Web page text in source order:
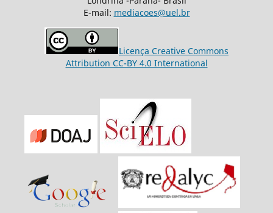
E-mail: mediacoes@uel.br
Licença Creative Commons
Attribution CC-BY 4.0 International